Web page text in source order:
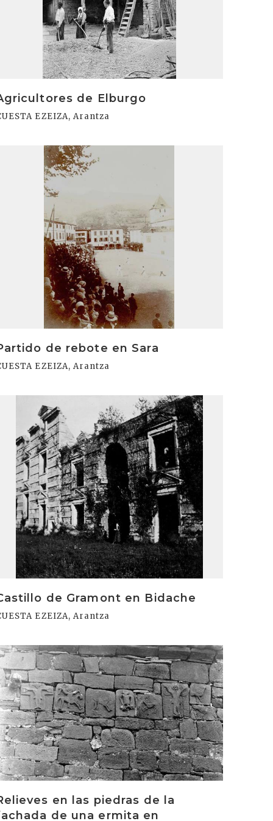
de Elburgo
EZEIZA, Arantza
de rebote en Sara
EZEIZA, Arantza
de Gramont en Bidache
EZEIZA, Arantza
en las piedras de la
de una ermita en